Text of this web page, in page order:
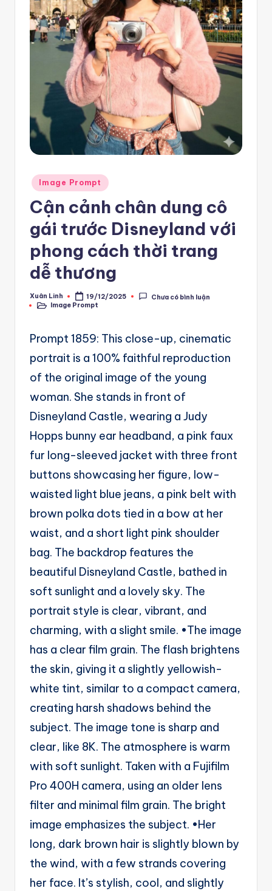
m
F
re
A
m
ti
d
Ai
A
ts
Posted
in
Image Prompt
Cận cảnh chân dung cô
gái trước Disneyland với
phong cách thời trang
dễ thương
Posted
by
Xuân Linh 19/12/2025
Chưa có bình luận
PostedImage Prompt
Prompt 1859: This close-up, cinematic
portrait is a 100% faithful reproduction
of the original image of the young
woman. She stands in front of
Disneyland Castle, wearing a Judy
Hopps bunny ear headband, a pink faux
fur long-sleeved jacket with three front
buttons showcasing her figure, low-
waisted light blue jeans, a pink belt with
brown polka dots tied in a bow at her
waist, and a short light pink shoulder
bag. The backdrop features the
beautiful Disneyland Castle, bathed in
soft sunlight and a lovely sky. The
portrait style is clear, vibrant, and
charming, with a slight smile. •The image
has a clear film grain. The flash brightens
the skin, giving it a slightly yellowish-
white tint, similar to a compact camera,
creating harsh shadows behind the
subject. The image tone is sharp and
clear, like 8K. The atmosphere is warm
with soft sunlight. Taken with a Fujifilm
Pro 400H camera, using an older lens
filter and minimal film grain. The bright
image emphasizes the subject. •Her
long, dark brown hair is slightly blown by
the wind, with a few strands covering
her face. It’s stylish, cool, and slightly